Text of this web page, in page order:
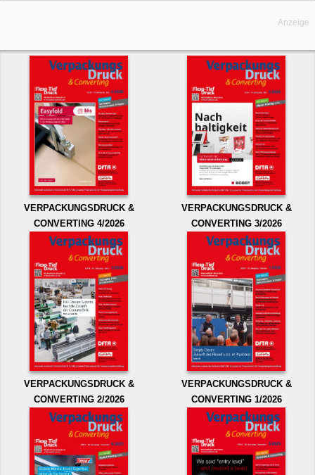
Anzeige
VERPACKUNGSDRUCK &
CONVERTING 4/2026
VERPACKUNGSDRUCK &
CONVERTING 3/2026
VERPACKUNGSDRUCK &
CONVERTING 2/2026
VERPACKUNGSDRUCK &
CONVERTING 1/2026